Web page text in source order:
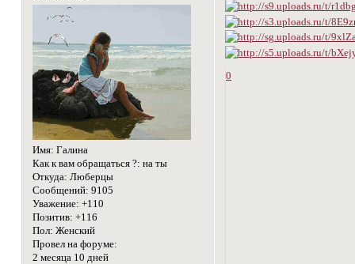
Имя: Галина
Как к вам обращаться ?: на ты
Откуда: Люберцы
Сообщений: 9105
Уважение: +110
Позитив: +116
Пол: Женский
Провел на форуме:
2 месяца 10 дней
0